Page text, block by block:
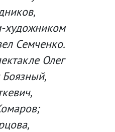
художником
Семченко.
Олег